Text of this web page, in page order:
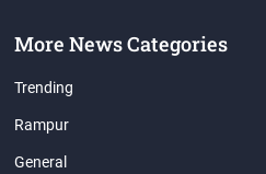
More News Categories
Trending
Rampur
General